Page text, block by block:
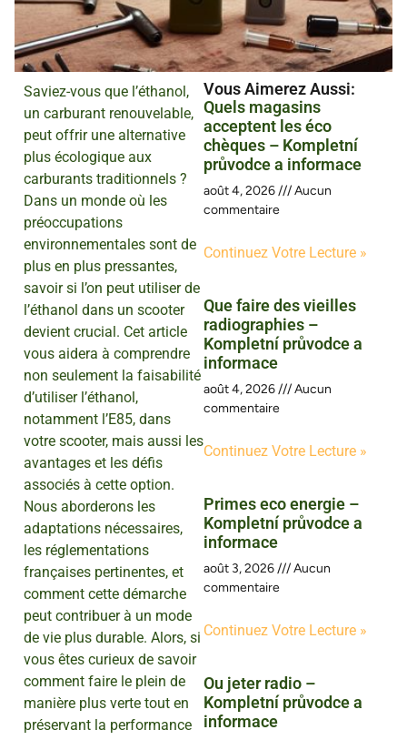
Saviez-vous que l’éthanol,
un carburant renouvelable,
peut offrir une alternative
plus écologique aux
carburants traditionnels ?
Dans un monde où les
préoccupations
environnementales sont de
plus en plus pressantes,
savoir si l’on peut utiliser de
l’éthanol dans un scooter
devient crucial. Cet article
vous aidera à comprendre
non seulement la faisabilité
d’utiliser l’éthanol,
notamment l’E85, dans
votre scooter, mais aussi les
avantages et les défis
associés à cette option.
Nous aborderons les
adaptations nécessaires,
les réglementations
françaises pertinentes, et
comment cette démarche
peut contribuer à un mode
de vie plus durable. Alors, si
vous êtes curieux de savoir
comment faire le plein de
manière plus verte tout en
préservant la performance
Vous Aimerez Aussi :
Quels magasins
acceptent les éco
chèques – Kompletní
průvodce a informace
août 4, 2026
Aucun
commentaire
Continuez Votre Lecture »
Que faire des vieilles
radiographies –
Kompletní průvodce a
informace
août 4, 2026
Aucun
commentaire
Continuez Votre Lecture »
Primes eco energie –
Kompletní průvodce a
informace
août 3, 2026
Aucun
commentaire
Continuez Votre Lecture »
Ou jeter radio –
Kompletní průvodce a
informace